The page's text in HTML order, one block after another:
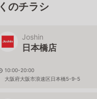
のチラシ
Joshin
日本橋店
10:00-20:00
大阪府大阪市浪速区日本橋5-9-5